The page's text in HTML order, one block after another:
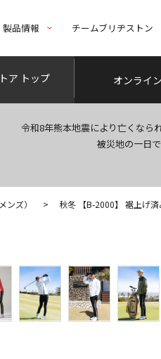
製品情報 チームブリヂストン
ア トップ オンライ
令和8年熊本地震により亡くなら
被災地の一日
ンズ） > 秋冬 【B-2000】 裾上げ